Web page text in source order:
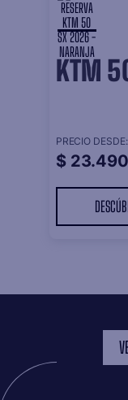
KTM
PRECIO DESDE:
$ 23.490